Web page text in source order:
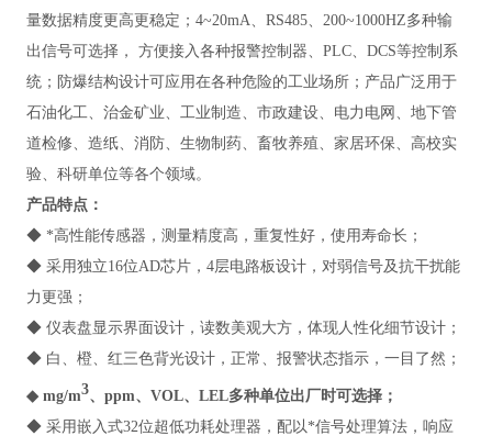
量数据精度更高更稳定；4~20mA、RS485、200~1000HZ多种输
出信号可选择， 方便接入各种报警控制器、PLC、DCS等控制系
统；防爆结构设计可应用在各种危险的工业场所；产品广泛用于
石油化工、治金矿业、工业制造、市政建设、电力电网、地下管
道检修、造纸、消防、生物制药、畜牧养殖、家居环保、高校实
验、科研单位等各个领域。
产品特点：
◆ *高性能传感器，测量精度高，重复性好，使用寿命长；
◆ 采用独立16位AD芯片，4层电路板设计，对弱信号及抗干扰能
力更强；
◆ 仪表盘显示界面设计，读数美观大方，体现人性化细节设计；
◆ 白、橙、红三色背光设计，正常、报警状态指示，一目了然；
◆ mg/m3、ppm、VOL、LEL多种单位出厂时可选择；
◆ 采用嵌入式32位超低功耗处理器，配以*信号处理算法，响应